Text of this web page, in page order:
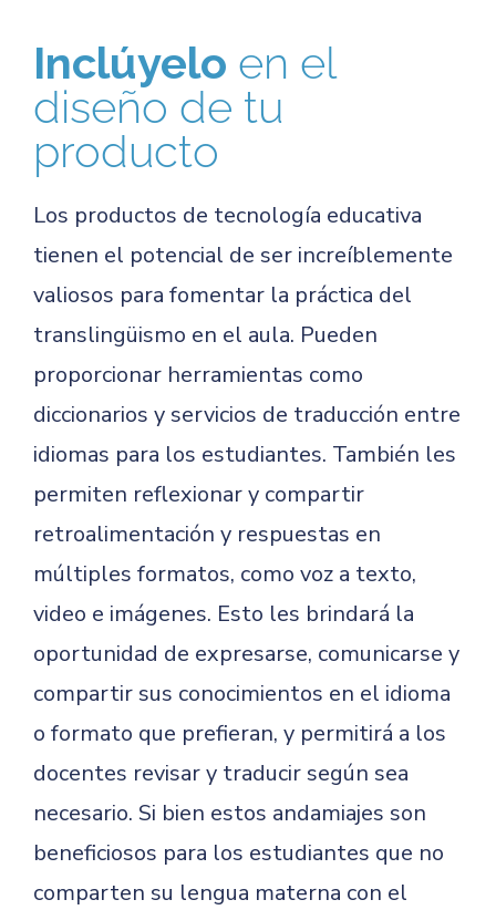
Inclúyelo en el
diseño de tu
producto
Los productos de tecnología educativa
tienen el potencial de ser increíblemente
valiosos para fomentar la práctica del
translingüismo en el aula. Pueden
proporcionar herramientas como
diccionarios y servicios de traducción entre
idiomas para los estudiantes. También les
permiten reflexionar y compartir
retroalimentación y respuestas en
múltiples formatos, como voz a texto,
video e imágenes. Esto les brindará la
oportunidad de expresarse, comunicarse y
compartir sus conocimientos en el idioma
o formato que prefieran, y permitirá a los
docentes revisar y traducir según sea
necesario. Si bien estos andamiajes son
beneficiosos para los estudiantes que no
comparten su lengua materna con el